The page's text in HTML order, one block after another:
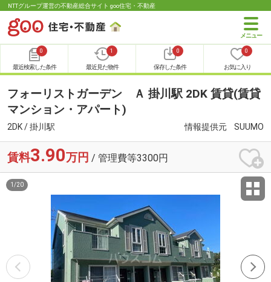
NTTグループ運営の不動産総合サイト goo住宅・不動産
0
最近検索した条件
1
最近見た物件
0
保存した条件
0
お気に入り
フォーリストガーデン Ａ 掛川駅 2DK 賃貸(賃貸
マンション・アパート)
2DK / 掛川駅 情報提供元 SUUMO
賃料3.90万円 / 管理費等3300円
1 /20